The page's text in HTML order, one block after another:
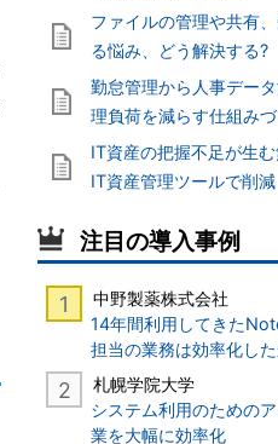
ファイルの管理や共有
る悩み、どう解決する?
勤怠管理から人事デー
理負荷を減らす仕組みづ
IT資産の把握不足が生む
IT資産管理ツールで削減